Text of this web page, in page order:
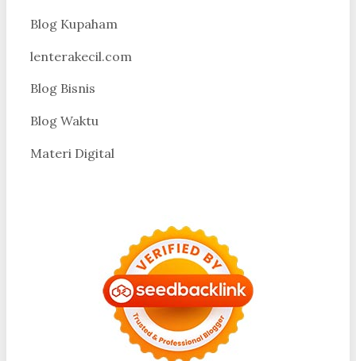
Blog Kupaham
lenterakecil.com
Blog Bisnis
Blog Waktu
Materi Digital